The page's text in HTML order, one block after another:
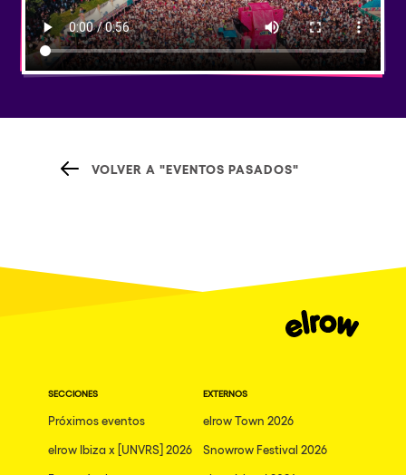
VOLVER A "EVENTOS PASADOS"
SECCIONES
Próximos eventos
elrow Ibiza x [UNVRS] 2026
EXTERNOS
elrow Town 2026
Snowrow Festival 2026